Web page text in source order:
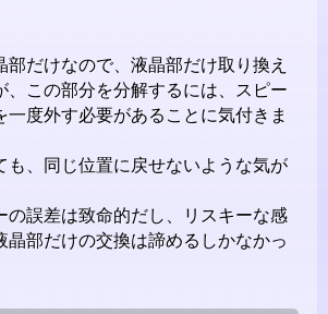
部だけなので、液晶部だけ取り換え
、この部分を分解するには、スピー
一度外す必要があることに気付きま
も、同じ位置に戻せないような気が
の誤差は致命的だし、リスキーな感
晶部だけの交換は諦めるしかなかっ